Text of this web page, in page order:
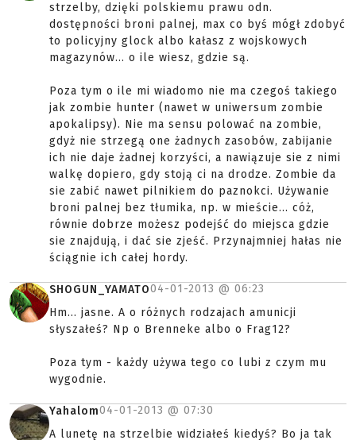
strzelby, dzięki polskiemu prawu odn.
dostępności broni palnej, max co byś mógł zdobyć
to policyjny glock albo kałasz z wojskowych
magazynów... o ile wiesz, gdzie są.
Poza tym o ile mi wiadomo nie ma czegoś takiego
jak zombie hunter (nawet w uniwersum zombie
apokalipsy). Nie ma sensu polować na zombie,
gdyż nie strzegą one żadnych zasobów, zabijanie
ich nie daje żadnej korzyści, a nawiązuje sie z nimi
walkę dopiero, gdy stoją ci na drodze. Zombie da
sie zabić nawet pilnikiem do paznokci. Używanie
broni palnej bez tłumika, np. w mieście... cóż,
równie dobrze możesz podejść do miejsca gdzie
sie znajdują, i dać sie zjeść. Przynajmniej hałas nie
ściągnie ich całej hordy.
SHOGUN_YAMATO04-01-2013 @ 06:23
Hm... jasne. A o różnych rodzajach amunicji
słyszałeś? Np o Brenneke albo o Frag12?
Poza tym - każdy używa tego co lubi z czym mu
wygodnie.
Yahalom04-01-2013 @ 07:30
A lunetę na strzelbie widziałeś kiedyś? Bo ja tak